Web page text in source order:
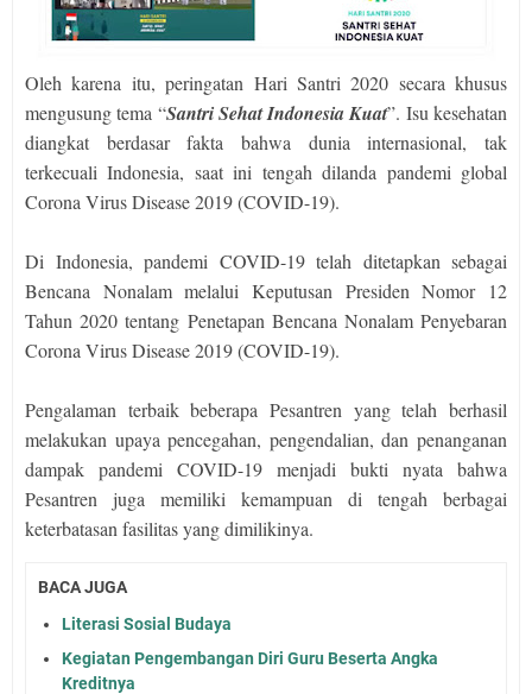
Oleh karena itu, peringatan Hari Santri 2020 secara khusus
mengusung tema “Santri Sehat Indonesia Kuat”. Isu kesehatan
diangkat berdasar fakta bahwa dunia internasional, tak
terkecuali Indonesia, saat ini tengah dilanda pandemi global
Corona Virus Disease 2019 (COVID-19).
Di Indonesia, pandemi COVID-19 telah ditetapkan sebagai
Bencana Nonalam melalui Keputusan Presiden Nomor 12
Tahun 2020 tentang Penetapan Bencana Nonalam Penyebaran
Corona Virus Disease 2019 (COVID-19).
Pengalaman terbaik beberapa Pesantren yang telah berhasil
melakukan upaya pencegahan, pengendalian, dan penanganan
dampak pandemi COVID-19 menjadi bukti nyata bahwa
Pesantren juga memiliki kemampuan di tengah berbagai
keterbatasan fasilitas yang dimilikinya.
BACA JUGA
Literasi Sosial Budaya
Kegiatan Pengembangan Diri Guru Beserta Angka
Kreditnya